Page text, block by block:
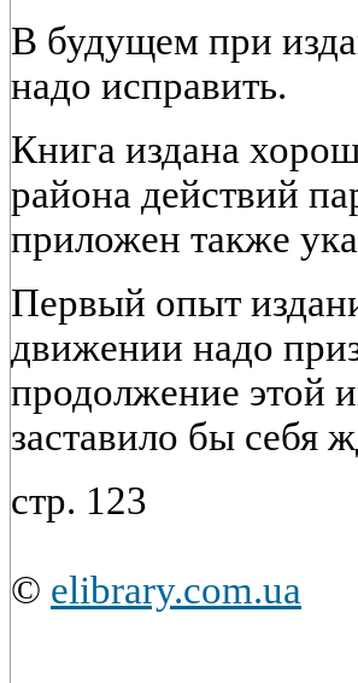
В будущем при
надо исправить.
Книга издана
района действий
приложен также
Первый опыт
движении надо
продолжение этой
заставило бы себя
стр. 123
© elibrary.com.ua